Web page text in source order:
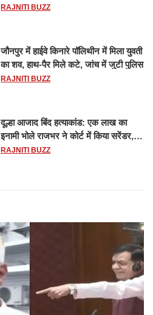
सहमति
RAJNITI BUZZ
जौनपुर में हाईवे किनारे पॉलिथीन में मिला युवती
का शव, हाथ-पैर मिले कटे, जांच में जुटी पुलिस
RAJNITI BUZZ
दूल्हा आजाद बिंद हत्याकांड: एक लाख का
इनामी भोले राजभर ने कोर्ट में किया सरेंडर,
14 दिन के लिए भेजा गया जेल
RAJNITI BUZZ